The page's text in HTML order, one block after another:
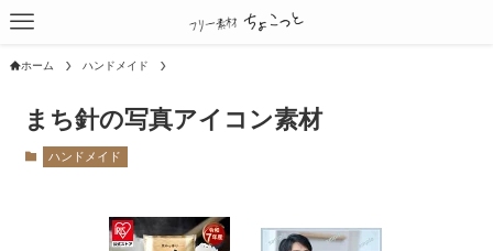
ホーム ハンドメイド
まち針の写真アイコン素材
ハンドメイド